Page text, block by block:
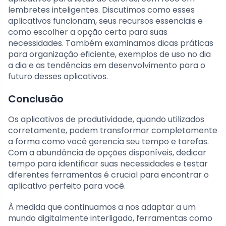
lembretes inteligentes. Discutimos como esses
aplicativos funcionam, seus recursos essenciais e
como escolher a opção certa para suas
necessidades. Também examinamos dicas práticas
para organização eficiente, exemplos de uso no dia
a dia e as tendências em desenvolvimento para o
futuro desses aplicativos.
Conclusão
Os aplicativos de produtividade, quando utilizados
corretamente, podem transformar completamente
a forma como você gerencia seu tempo e tarefas.
Com a abundância de opções disponíveis, dedicar
tempo para identificar suas necessidades e testar
diferentes ferramentas é crucial para encontrar o
aplicativo perfeito para você.
À medida que continuamos a nos adaptar a um
mundo digitalmente interligado, ferramentas como